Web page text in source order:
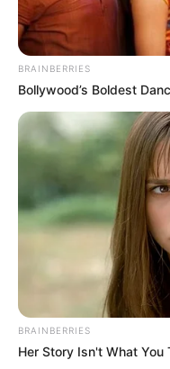
BRAINBERRIES
Bollywood’s Boldest
BRAINBERRIES
Her Story Isn't What